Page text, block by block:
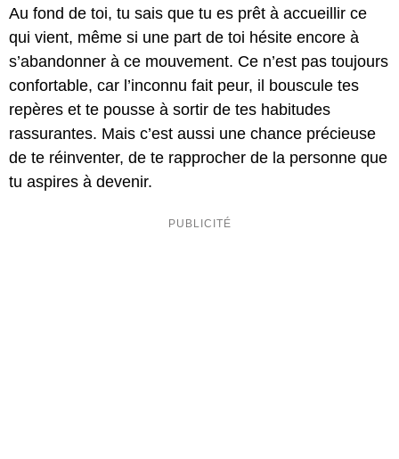
Au fond de toi, tu sais que tu es prêt à accueillir ce
qui vient, même si une part de toi hésite encore à
s’abandonner à ce mouvement. Ce n’est pas toujours
confortable, car l’inconnu fait peur, il bouscule tes
repères et te pousse à sortir de tes habitudes
rassurantes. Mais c’est aussi une chance précieuse
de te réinventer, de te rapprocher de la personne que
tu aspires à devenir.